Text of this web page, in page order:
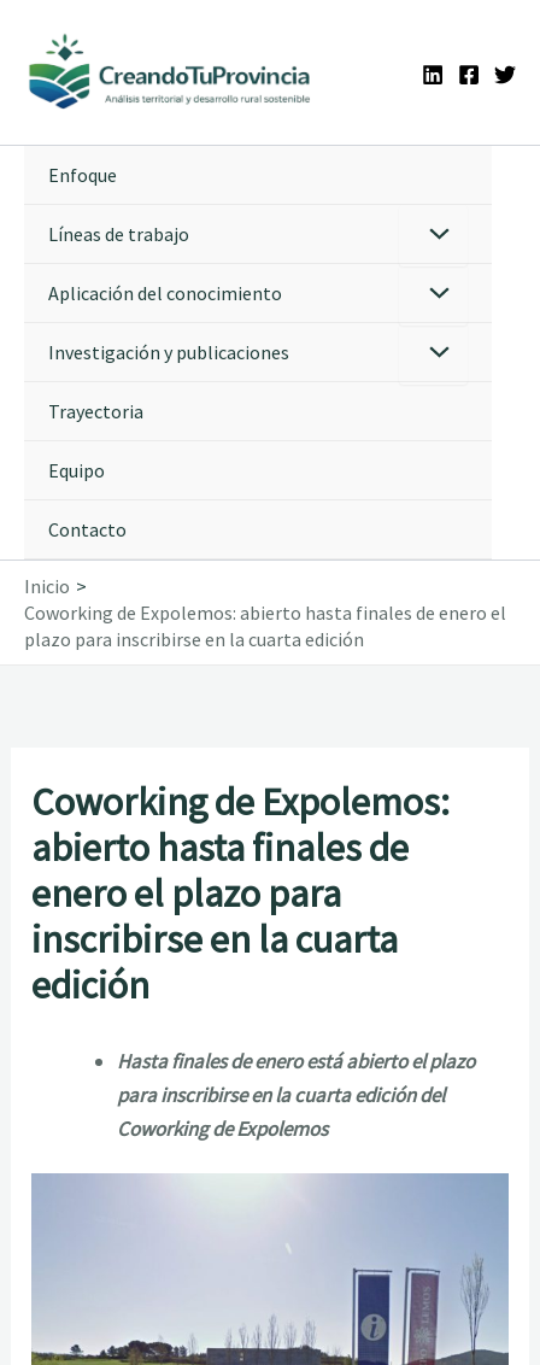
contenido
Enfoque
Líneas de trabajo
Aplicación del conocimiento
Investigación y publicaciones
Trayectoria
Equipo
Contacto
Inicio
Coworking de Expolemos: abierto hasta finales de enero el
plazo para inscribirse en la cuarta edición
Coworking de Expolemos:
abierto hasta finales de
enero el plazo para
inscribirse en la cuarta
edición
Hasta finales de enero está abierto el plazo
para inscribirse en la cuarta edición del
Coworking de Expolemos